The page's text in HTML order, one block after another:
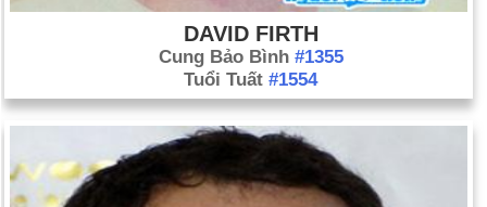
DAVID FIRTH
Cung Bảo Bình #1355
Tuổi Tuất #1554